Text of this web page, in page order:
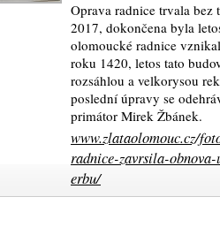
Oprava radnice trvala
2017, dokončena byla
olomoucké radnice
roku 1420, letos tato
rozsáhlou a velkorysou
poslední úpravy se
primátor Mirek Žbánek.
www.zlataolomouc.cz/
radnice-zavrsila-
erbu/